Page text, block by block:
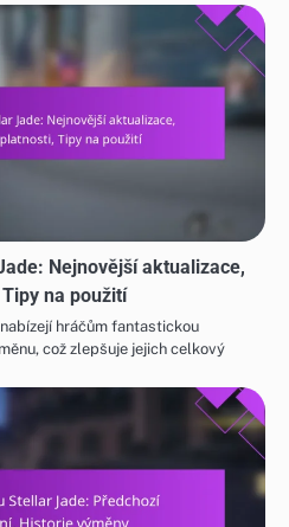
Nejnovější aktualizace,
na použití
hráčům fantastickou
což zlepšuje jejich celkový